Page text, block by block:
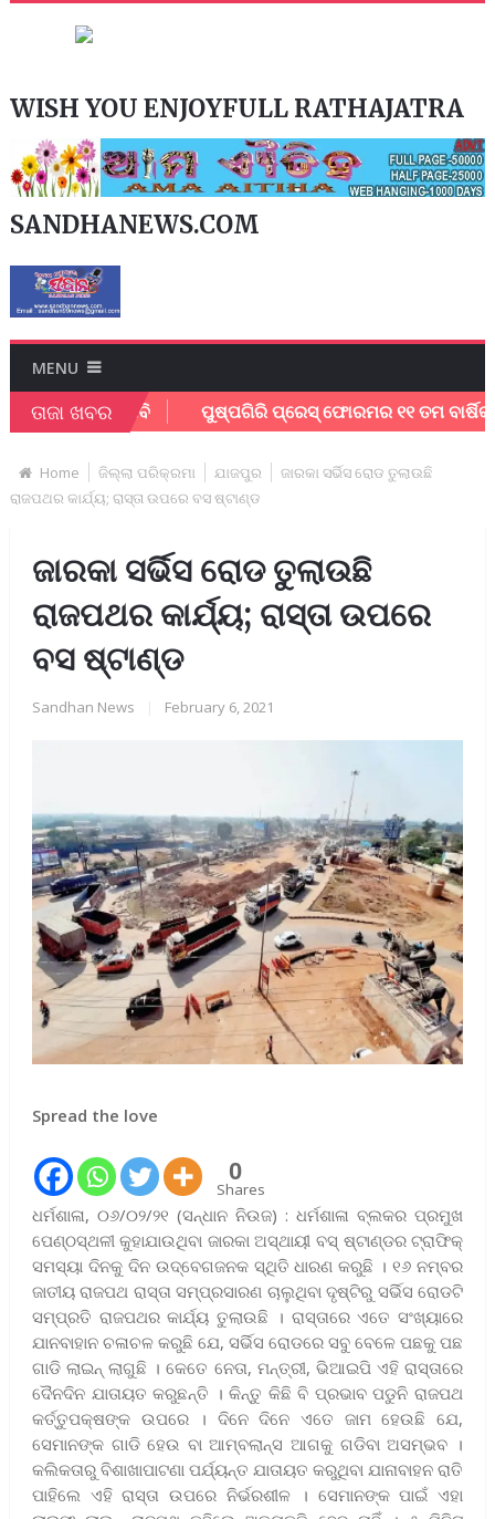
WISH YOU ENJOYFULL RATHAJATRA
SANDHANEWS.COM
MENU
ତାଜା ଖବର
ପାଇଁ ଦାବି ପୁଷ୍ପଗିରି ପ୍ରେସ୍ ଫୋରମର ୧୧ ତମ ବାର୍ଷିକ ଉତ୍ସବ
Home ଜିଲ୍ଲା ପରିକ୍ରମା ଯାଜପୁର
ଜାରକା ସର୍ଭିସ ରୋଡ ତୁଲାଉଛି
ରାଜପଥର କାର୍ଯ୍ୟ; ରାସ୍ତା ଉପରେ ବସ ଷ୍ଟାଣ୍ଡ
ଜାରକା ସର୍ଭିସ ରୋଡ ତୁଲାଉଛି
ରାଜପଥର କାର୍ଯ୍ୟ; ରାସ୍ତା ଉପରେ
ବସ ଷ୍ଟାଣ୍ଡ
Sandhan News February 6, 2021
Spread the love
0
Shares
ଧର୍ମଶାଳା, ୦୬/୦୨/୨୧ (ସନ୍ଧାନ ନିଉଜ) : ଧର୍ମଶାଳା ବ୍ଲକର ପ୍ରମୁଖ
ପେଣ୍ଠସ୍ଥଳୀ କୁହାଯାଉଥିବା ଜାରକା ଅସ୍ଥାୟୀ ବସ୍ ଷ୍ଟାଣ୍ଡର ଟ୍ରାଫିକ୍
ସମସ୍ୟା ଦିନକୁ ଦିନ ଉଦ୍ବେଗଜନକ ସ୍ଥିତି ଧାରଣ କରୁଛି । ୧୬ ନମ୍ବର
ଜାତୀୟ ରାଜପଥ ରାସ୍ତା ସମ୍ପ୍ରସାରଣ ଚାଲୁଥିବା ଦୃଷ୍ଟିରୁ ସର୍ଭିସ ରୋଡଟି
ସମ୍ପ୍ରତି ରାଜପଥର କାର୍ଯ୍ୟ ତୁଲାଉଛି । ରାସ୍ତାରେ ଏତେ ସଂଖ୍ୟାରେ
ଯାନବାହାନ ଚଳାଚଳ କରୁଛି ଯେ, ସର୍ଭିସ ରୋଡରେ ସବୁ ବେଳେ ପଛକୁ ପଛ
ଗାଡି ଲାଇନ୍ ଲାଗୁଛି । କେତେ ନେତା, ମନ୍ତ୍ରୀ, ଭିଆଇପି ଏହି ରାସ୍ତାରେ
ଦୈନଦିନ ଯାତାୟତ କରୁଛନ୍ତି । କିନ୍ତୁ କିଛି ବି ପ୍ରଭାବ ପଡୁନି ରାଜପଥ
କର୍ତ୍ତୁପକ୍ଷଙ୍କ ଉପରେ । ଦିନେ ଦିନେ ଏତେ ଜାମ ହେଉଛି ଯେ,
ସେମାନଙ୍କ ଗାଡି ହେଉ ବା ଆମ୍ବଲାନ୍ସ ଆଗକୁ ଗଡିବା ଅସମ୍ଭବ ।
କଲିକତାରୁ ବିଶାଖାପାଟଣା ପର୍ଯ୍ୟନ୍ତ ଯାତାୟତ କରୁଥିବା ଯାନାବାହନ ରାତି
ପାହିଲେ ଏହି ରାସ୍ତା ଉପରେ ନିର୍ଭରଶୀଳ । ସେମାନଙ୍କ ପାଇଁ ଏହା